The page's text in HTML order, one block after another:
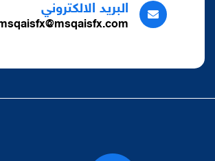
البريد الالكتروني